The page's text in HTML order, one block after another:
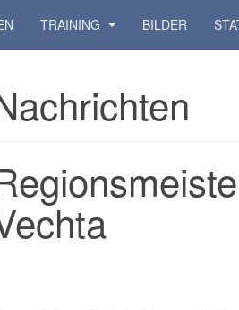
TRAINING BILDER